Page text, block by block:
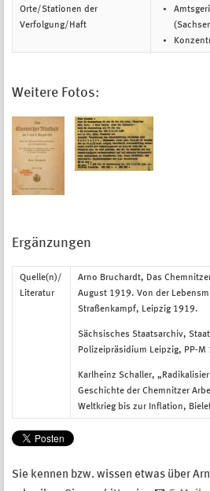
Orte/Stationen der
Verfolgung/Haft
Weitere Fotos:
Ergänzungen
Quelle(n)/
Literatur
Arno Bruchardt, Das
August 1919. Von der
Straßenkampf, Leipzig 1919.
Sächsisches Staatsarchiv,
Polizeipräsidium Leipzig, PP-M
Karlheinz Schaller,
Geschichte der Chemnitzer
Weltkrieg bis zur Inflation,
Sie kennen bzw. wissen etwas über